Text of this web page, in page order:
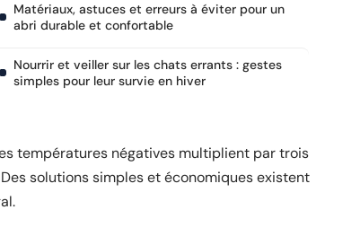
Matériaux, astuces et erreurs à éviter pour un
abri durable et confortable
Nourrir et veiller sur les chats errants : gestes
simples pour leur survie en hiver
températures négatives multiplient par trois
solutions simples et économiques existent